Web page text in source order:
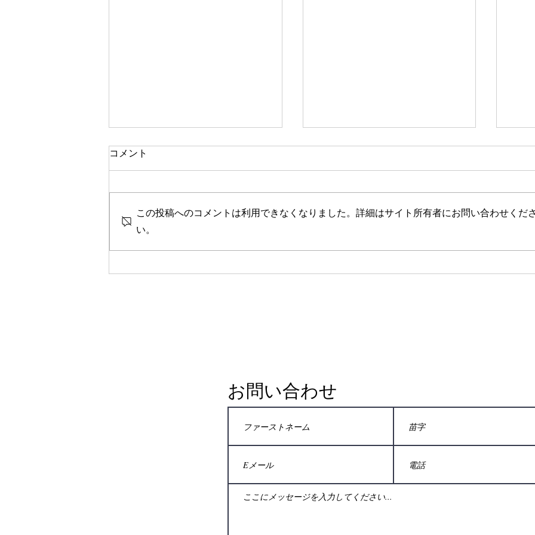
逆老化、アーユルヴェーダの
じられており、健康のための実践
的なヒントも含まれています。こ
葉で簡単に説明します。理解を容
逆老化 – シンプルな事実と健
リバース・エイジングは、健康を
し、わかりやすくするために質疑
ア
す。
す。
コメント
この投稿へのコメントは利用できなくなりました。詳細はサイト所有者にお問い合わせくださ
い。
お問い合わせ